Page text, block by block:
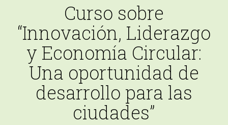
Curso sobre
“Innovación, Liderazgo
y Economía Circular:
Una oportunidad de
desarrollo para las
ciudades”